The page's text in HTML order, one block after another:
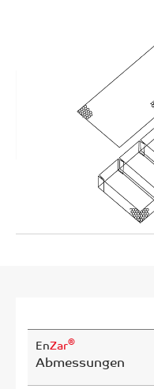
EnZar®
Abmessungen